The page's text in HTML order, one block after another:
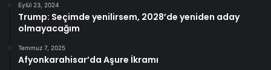
Eylül 23, 2024
Trump: Seçimde yenilirsem, 2028’de yeniden aday
olmayacağım
Temmuz 7, 2025
Afyonkarahisar’da Aşure İkramı